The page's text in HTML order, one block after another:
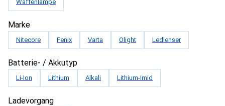
Waffenlampe
Marke
Nitecore Fenix Varta Olight Ledlenser
Batterie- / Akkutyp
Li-Ion Lithium Alkali Lithium-Imid
Ladevorgang